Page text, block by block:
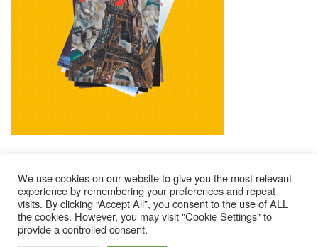
Mentions Légales Contacts
Où Trouver Poly ?
Lire Les Anciens N°
S’abonner À Poly
We use cookies on our website to give you the most relevant
experience by remembering your preferences and repeat
visits. By clicking “Accept All”, you consent to the use of ALL
the cookies. However, you may visit "Cookie Settings" to
provide a controlled consent.